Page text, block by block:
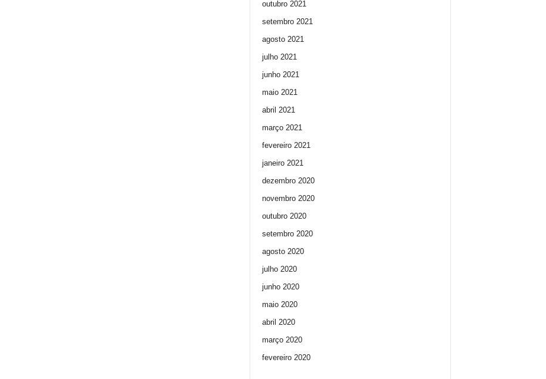
outubro 2021
setembro 2021
agosto 2021
julho 2021
junho 2021
maio 2021
abril 2021
março 2021
fevereiro 2021
janeiro 2021
dezembro 2020
novembro 2020
outubro 2020
setembro 2020
agosto 2020
julho 2020
junho 2020
maio 2020
abril 2020
março 2020
fevereiro 2020